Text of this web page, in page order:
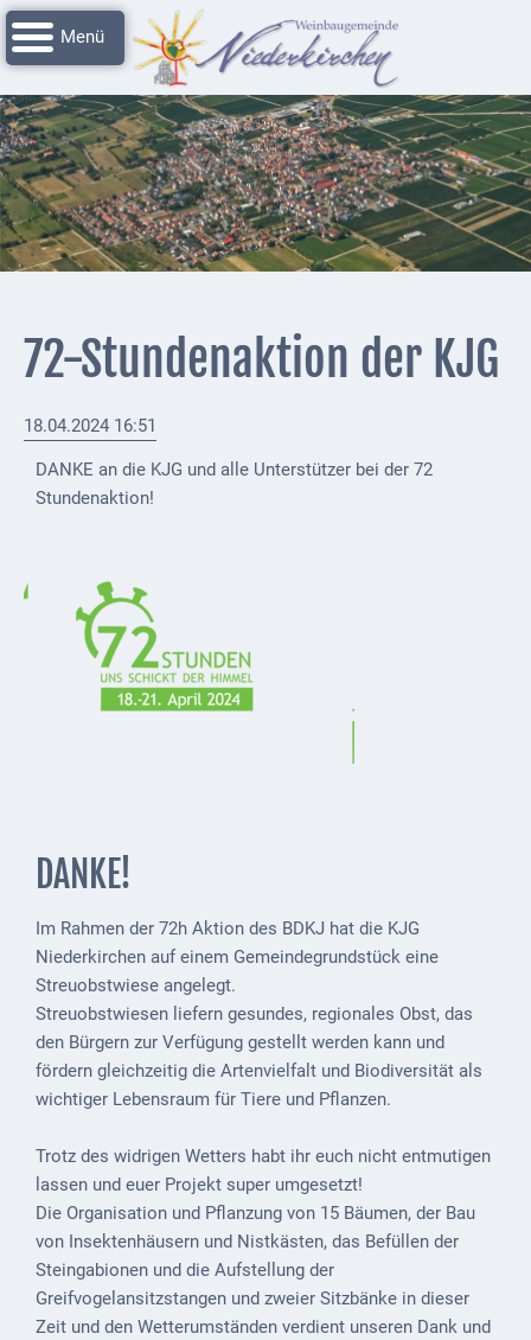
Navigation
überspringen
Startseite
Grussworte
Rathaus
Unser
Niederkirchen
Impressionen
Nachrichtenarchiv
Deidesheim
Polizei +
Behörden
Gottesdienste
Infrastruktur
Energieversorgung
Breitbandausbau/
Telekommunikation
Post
Mobilität
und
Abwasser
Defibrillatoren
Katastrophenschutz
Notfallnummern
72-Stundenaktion der KJG
18.04.2024 16:51
DANKE an die KJG und alle Unterstützer bei der 72
Stundenaktion!
DANKE!
Im Rahmen der 72h Aktion des BDKJ hat die KJG
Niederkirchen auf einem Gemeindegrundstück eine
Streuobstwiese angelegt.
Streuobstwiesen liefern gesundes, regionales Obst, das
den Bürgern zur Verfügung gestellt werden kann und
fördern gleichzeitig die Artenvielfalt und Biodiversität als
wichtiger Lebensraum für Tiere und Pflanzen.
Trotz des widrigen Wetters habt ihr euch nicht entmutigen
lassen und euer Projekt super umgesetzt!
Die Organisation und Pflanzung von 15 Bäumen, der Bau
von Insektenhäusern und Nistkästen, das Befüllen der
Steingabionen und die Aufstellung der
Greifvogelansitzstangen und zweier Sitzbänke in dieser
Zeit und den Wetterumständen verdient unseren Dank und